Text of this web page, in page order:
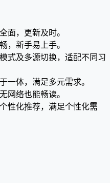
面，更新及时。
，新手易上手。
式及多源切换，适配不同习
一体，满足多元需求。
网络也能畅读。
性化推荐，满足个性化需